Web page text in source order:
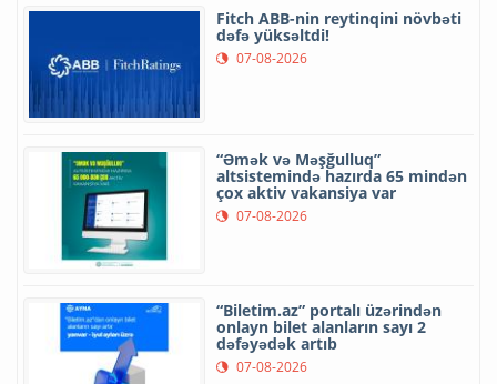
Fitch ABB-nin reytinqini növbəti
dəfə yüksəltdi!
07-08-2026
“Əmək və Məşğulluq”
altsistemində hazırda 65 mindən
çox aktiv vakansiya var
07-08-2026
“Biletim.az” portalı üzərindən
onlayn bilet alanların sayı 2
dəfəyədək artıb
07-08-2026